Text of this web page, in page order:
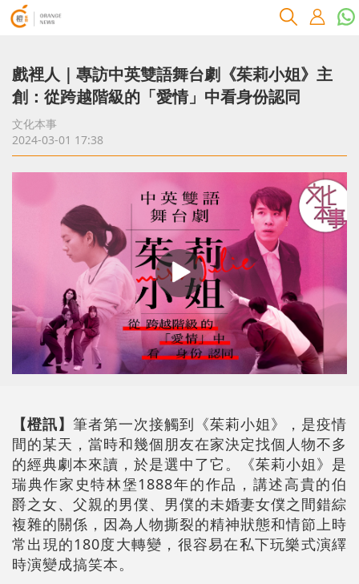
戲裡人｜專訪中英雙語舞台劇《茱莉小姐》主
創：從跨越階級的「愛情」中看身份認同
文化本事
2024-03-01 17:38
【橙訊】 筆者第一次接觸到《茱莉小姐》，是疫情
間的某天，當時和幾個朋友在家決定找個人物不多
的經典劇本來讀，於是選中了它。《茱莉小姐》是
瑞典作家史特林堡1888年的作品，講述高貴的伯
爵之女、父親的男僕、男僕的未婚妻女僕之間錯綜
複雜的關係，因為人物撕裂的精神狀態和情節上時
常出現的180度大轉變，很容易在私下玩樂式演繹
時演變成搞笑本。